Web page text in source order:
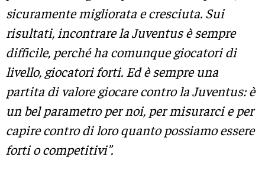
sicuramente migliorata e cresciuta. Sui
risultati, incontrare la Juventus è sempre
difficile, perché ha comunque giocatori di
livello, giocatori forti. Ed è sempre una
partita di valore giocare contro la Juventus: è
un bel parametro per noi, per misurarci e per
capire contro di loro quanto possiamo essere
forti o competitivi”.